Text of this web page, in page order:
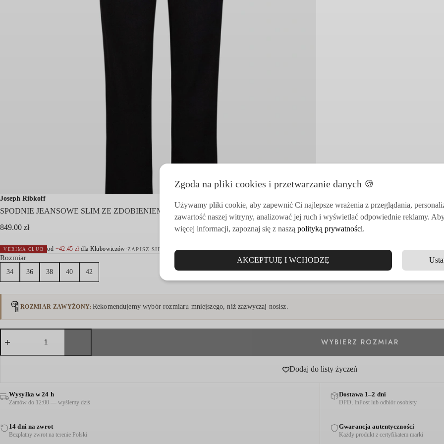
Joseph Ribkoff
SPODNIE JEANSOWE SLIM ZE ZDOBIENIEM CZARNE
849.00 zł
VERIMA CLUB od −42.45zł dla Klubowiczów ZAPISZ SIĘ
Rozmiar
34 36 38 40 42
ROZMIAR ZAWYŻONY Rekomendujemy wybór rozmiaru mniejszego, niż zazwyczaj nosisz.
ilość
SPODNIE
SLIM
Dodaj do listy życzeń
Wysyłka w 24 h
Zamów do 12:00 — wyślemy dziś
Dostawa 1–2 dni
DPD, InPost lub odbiór osobisty
14 dni na zwrot
Bezpłatny zwrot na terenie Polski
Gwarancja autentyczności
Każdy produkt z certyfikatem marki
Zgoda na pliki cookies i przetwarzanie danych 🍪
Używamy pliki cookie, aby zapewnić Ci najlepsze wrażenia z przeglądania,
zawartość naszej witryny, analizować jej ruch i wyświetlać odpowiednie reklamy.
więcej informacji, zapoznaj się z naszą polityką prywatności.
AKCEPTUJĘ I WCHODZĘ